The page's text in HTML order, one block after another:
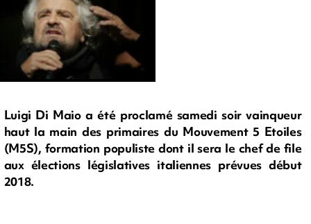
Luigi Di Maio a été proclamé samedi soir vainqueur
haut la main des primaires du Mouvement 5 Etoiles
(M5S), formation populiste dont il sera le chef de file
aux élections législatives italiennes prévues début
2018.